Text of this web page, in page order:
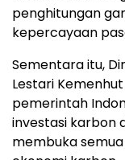
penghitungan
kepercayaan
Sementara itu,
Lestari
pemerintah
investasi karbon
membuka